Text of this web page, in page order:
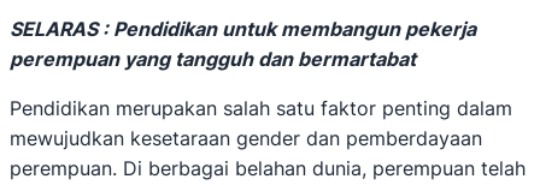
SELARAS : Pendidikan untuk membangun pekerja
perempuan yang tangguh dan bermartabat
Pendidikan merupakan salah satu faktor penting dalam
mewujudkan kesetaraan gender dan pemberdayaan
perempuan. Di berbagai belahan dunia, perempuan telah